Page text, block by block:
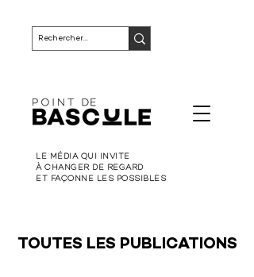
LE MÉDIA QUI INVITE
À CHANGER DE REGARD
ET FAÇONNE LES POSSIBLES
TOUTES LES PUBLICATIONS